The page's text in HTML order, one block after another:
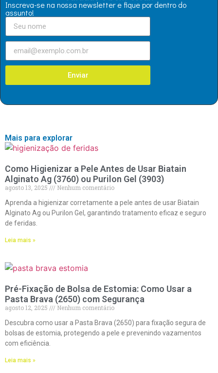
Inscreva-se na nossa newsletter e fique por dentro do
assunto!
Enviar
Mais para explorar
Como Higienizar a Pele Antes de Usar Biatain
Alginato Ag (3760) ou Purilon Gel (3903)
agosto 13, 2025
Nenhum comentário
Aprenda a higienizar corretamente a pele antes de usar Biatain
Alginato Ag ou Purilon Gel, garantindo tratamento eficaz e seguro
de feridas.
Leia mais »
Pré-Fixação de Bolsa de Estomia: Como Usar a
Pasta Brava (2650) com Segurança
agosto 12, 2025
Nenhum comentário
Descubra como usar a Pasta Brava (2650) para fixação segura de
bolsas de estomia, protegendo a pele e prevenindo vazamentos
com eficiência.
Leia mais »